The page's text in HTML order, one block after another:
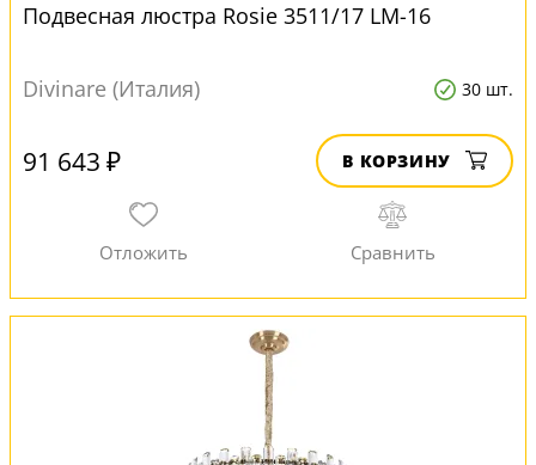
Подвесная люстра Rosie 3511/17 LM-16
Divinare (Италия) 30 шт.
91 643 ₽ В КОРЗИНУ